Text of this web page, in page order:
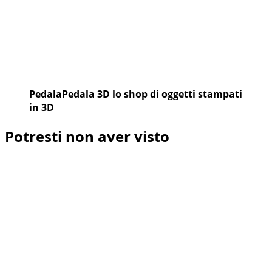
PedalaPedala 3D lo shop di oggetti stampati
in 3D
Potresti non aver visto